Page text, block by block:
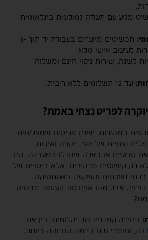
מגיע עם תעודה גמולוגית בינלאומית
תכשיטים מיוצרים בעבודת יד תוך 3-
לשנה, שירות ניקוי חינם ומשלוח
עד 12 תשלומים ללא ריבית.
לפריט נצחי באמת?
במהירות, ישנם פריטים שמצליחים
נצחיים של יופי, יוקרה ואיכות.
אם טבעיים או כאלה שגודלו במעבדה, הם
רק קישוטים מרהיבים, אלא ביטויים של
בלתי נשכחים והשקעה באסתטיקה
אבל מהו אותו סוד שהופך תכשיט
בחירה קפדנית של יהלומים, בין אם
, וחומרי גלם ברמה הגבוהה ביותר.